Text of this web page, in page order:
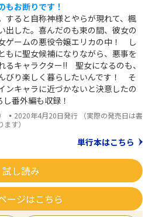
もお断りです！
すると自称神様とやらが現れて、楓
出した。喜んだのも束の間、彼女の
ゲームの悪役令嬢エリカの中！ し
もに聖女候補になりながら、悪事を
るキャラクター!! 聖女になるのも、
びり楽しく暮らしたいんです！ そ
ンキャラに近づかないと決意したの
番外編も収録！
▪2020年4月20日発行 （実際の発売日は書
す）
単行本はこちら
試し読み
ージはこちら